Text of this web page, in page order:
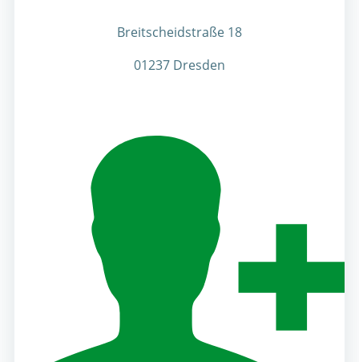
Breitscheidstraße 18
01237 Dresden